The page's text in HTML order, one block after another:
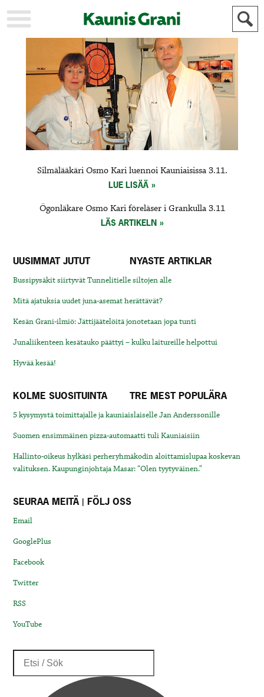
STADEN
AJANKOHTAISTA
AKTUELLT
URHEILU
IDROTT
KULTTUURI
KULTUR
HISTORIA
HISTORIA
YLEINEN
ALLMÄN
MAINOSTAJILLE
FÖR
ANNONSÖRER
Silmälääkäri Osmo Kari luennoi Kauniaisissa 3.11.
LUE LISÄÄ
Ögonläkare Osmo Kari föreläser i Grankulla 3.11
LÄS ARTIKELN
UUSIMMAT JUTUT NYASTE ARTIKLAR
Bussipysäkit siirtyvät Tunnelitielle siltojen alle
Mitä ajatuksia uudet juna-asemat herättävät?
Kesän Grani-ilmiö: Jättijäätelöitä jonotetaan jopa tunti
Junaliikenteen kesätauko päättyi – kulku laitureille helpottui
Hyvää kesää!
KOLME SUOSITUINTA TRE MEST POPULÄRA
5 kysymystä toimittajalle ja kauniaislaiselle Jan Anderssonille
Suomen ensimmäinen pizza-automaatti tuli Kauniaisiin
Hallinto-oikeus hylkäsi perheryhmäkodin aloittamislupaa koskevan
valituksen. Kaupunginjohtaja Masar: “Olen tyytyväinen.”
SEURAA MEITÄ | FÖLJ OSS
Email
GooglePlus
Facebook
Twitter
RSS
YouTube